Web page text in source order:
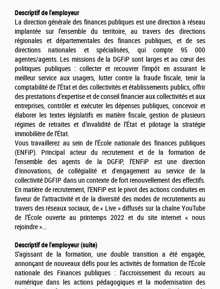
Descriptif de l'employeur
La direction générale des finances publiques est une direction à réseau
implantée sur l’ensemble du territoire, au travers des directions
régionales et départementales des finances publiques, et de ses
directions nationales et spécialisées, qui compte 95 000
agentes/agents. Les missions de la DGFiP sont larges et au cœur des
politiques publiques : collecter et recouvrer l’impôt en assurant le
meilleur service aux usagers, lutter contre la fraude fiscale, tenir la
comptabilité de l’État et des collectivités et établissements publics, offrir
des prestations d’expertise et de conseil financier aux collectivités et aux
entreprises, contrôler et exécuter les dépenses publiques, concevoir et
élaborer les textes législatifs en matière fiscale, gestion de plusieurs
régimes de retraites et d’invalidité de l’État et pilotage la stratégie
immobilière de l’État.
Vous travaillerez au sein de l’École nationale des finances publiques
(ENFiP). Principal acteur du recrutement et de la formation de
l’ensemble des agents de la DGFiP, l’ENFiP est une direction
d'innovations, de collégialité et d'engagement au service de la
collectivité DGFIP dans un contexte de fort renouvellement des effectifs.
En matière de recrutement, l’ENFiP est le pivot des actions conduites en
faveur de l’attractivité et de la diversité des modes de recrutements au
travers des réseaux sociaux, de « Live » diffusés sur la chaîne YouTube
de l’École ouverte au printemps 2022 et du site internet « nous
rejoindre »...
Descriptif de l'employeur (suite)
S’agissant de la formation, une double transition a été engagée,
annonçant de nouveaux défis pour les activités de formation de l’École
nationale des Finances publiques : l’accroissement du recours au
numérique dans les actions pédagogiques et la modernisation des